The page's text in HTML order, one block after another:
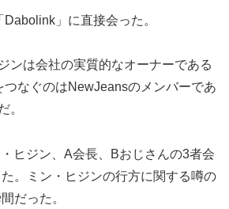
」に直接会った。
ンは会社の実質的なオーナーである
なぐのはNewJeansのメンバーであ
。
・ヒジン、A会長、Bおじさんの3者会
。ミン・ヒジンの行方に関する噂の
だった。